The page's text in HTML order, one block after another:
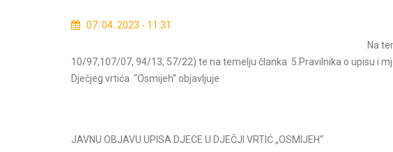
07. 04. 2023 - 11:31
Na
10/97,107/07, 94/13, 57/22) te na temelju članka 5.Pravilnika o upisu i
Dječjeg vrtića “Osmijeh” objavljuje
JAVNU OBJAVU UPISA DJECE U DJEČJI VRTIĆ „OSMIJEH“